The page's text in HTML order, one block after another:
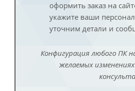
оформить заказ на
укажите ваши
уточним детали и
Конфигурация любого ПК
желаемых